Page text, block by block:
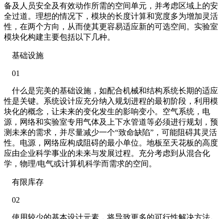
备及人员安全及有效动作所需的空间单元，并考虑区域上的安
全过道。理想的情况下，模块的长度计算和宽度多为增加灵活
性，在两个方向，从而使其更容易适应新的可选空间。实验室
模块化构建主要包括以下几种。
基础设施
01
什么是完美的基础设施，如配合机械和结构系统长期的适应
性是关键。系统设计应充分纳入规划进程的最初阶段，利用模
块化的概念，让未来的变化发生的影响变小。空气系统，电
源，网络和实验室专用气体及上下水管道等必须进行规划，预
测未来的需求，并尽量减少一个“致命缺陷”，可能阻碍其灵活
性。电源，网络应构成阻碍的最小单位。地板至天花板的高度
应由企业科学事业的未来与发展过程。充分考虑到从混合化
学，物理/电气或计算机科学而需求的空间。
有限库存
02
使用较少的基本设计元素，将导致更多的可行性解决方法。